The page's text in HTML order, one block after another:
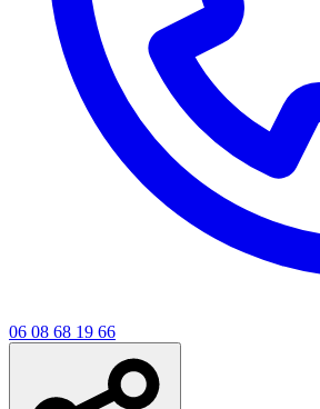
06 08 68 19 66